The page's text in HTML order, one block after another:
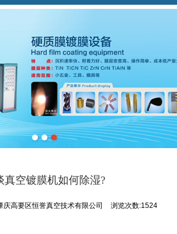
真空镀膜机如何除湿?
庆高要区恒誉真空技术有限公司 浏览次数:1524